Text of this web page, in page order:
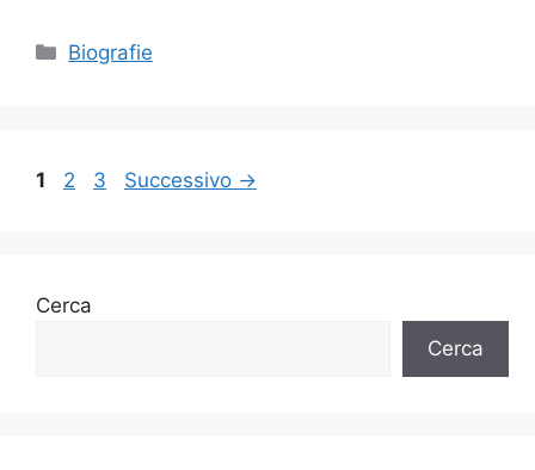
Categorie
Biografie
Pagina
1 Pagina
2 Pagina
3 Successivo →
Cerca
Cerca